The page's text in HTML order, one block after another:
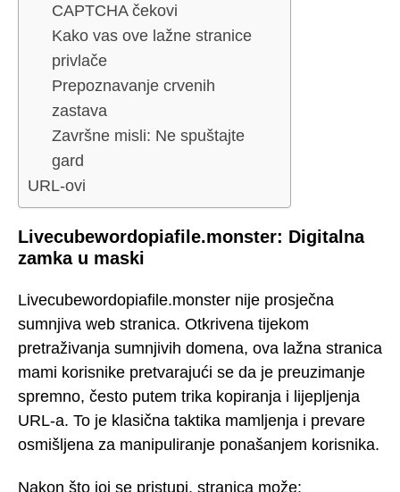
CAPTCHA čekovi
Kako vas ove lažne stranice
privlače
Prepoznavanje crvenih
zastava
Završne misli: Ne spuštajte
gard
URL-ovi
Livecubewordopiafile.monster: Digitalna
zamka u maski
Livecubewordopiafile.monster nije prosječna
sumnjiva web stranica. Otkrivena tijekom
pretraživanja sumnjivih domena, ova lažna stranica
mami korisnike pretvarajući se da je preuzimanje
spremno, često putem trika kopiranja i lijepljenja
URL-a. To je klasična taktika mamljenja i prevare
osmišljena za manipuliranje ponašanjem korisnika.
Nakon što joj se pristupi, stranica može: